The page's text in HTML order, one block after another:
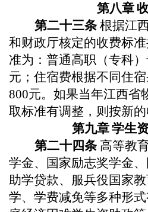
第八章
第二十三条 根据江
和财政厅核定的收费标
准为：普通高职（专科
元；住宿费根据不同住
800元。如果当年江西省
取标准有调整，则按新的
第九章学生
第二十 四条 高等教
学金、国家励志奖学金
助学贷款、服兵役国家
学、学费减免等多种形